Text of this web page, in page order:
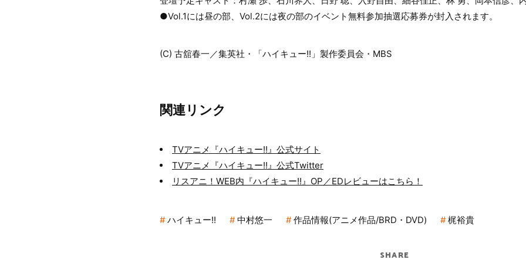
●Vol.1には昼の部、Vol.2には夜の部のイベント無料参加抽選応募券が封入されます。
(C) 古舘春一／集英社・「ハイキュー!!」製作委員会・MBS
関連リンク
TVアニメ『ハイキュー!!』公式サイト
TVアニメ『ハイキュー!!』公式Twitter
リスアニ！WEB内『ハイキュー!!』OP／EDレビューはこちら！
ハイキュー!! 中村悠一 作品情報(アニメ作品/BRD・DVD) 梶裕貴
SHARE